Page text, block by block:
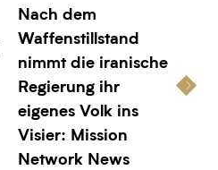
Nach dem
Waffenstillstand
nimmt die iranische
Regierung ihr
eigenes Volk ins
Visier: Mission
Network News